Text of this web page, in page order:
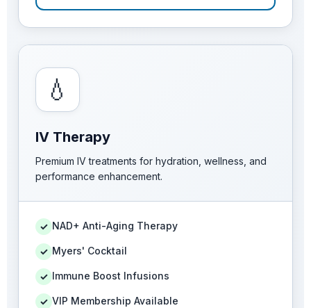
💧
IV Therapy
Premium IV treatments for hydration, wellness, and
performance enhancement.
✓ NAD+ Anti-Aging Therapy
✓ Myers' Cocktail
✓ Immune Boost Infusions
✓ VIP Membership Available